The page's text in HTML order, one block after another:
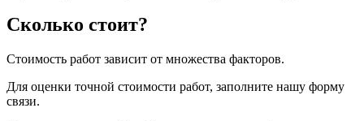
Сколько стоит?
Стоимость работ зависит от множества факторов.
Для оценки точной стоимости работ, заполните нашу форму
связи.